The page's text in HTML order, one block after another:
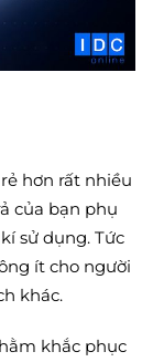
hơn rất nhiều
của bạn phụ
sử dụng. Tức
ít cho người
khác.
khắc phục